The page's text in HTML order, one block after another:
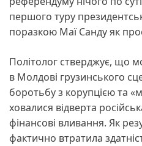
першого туру
поразкою Маї Санду як
Політолог стверджує, що
в Молдові грузинського
боротьбу з корупцією та
ховалися відверта
фінансові вливання. Як
фактично втратила